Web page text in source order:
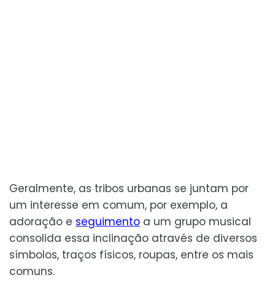
Geralmente, as tribos urbanas se juntam por
um interesse em comum, por exemplo, a
adoração e seguimento a um grupo musical
consolida essa inclinação através de diversos
símbolos, traços físicos, roupas, entre os mais
comuns.